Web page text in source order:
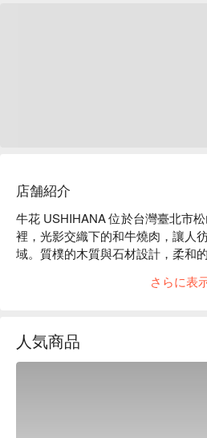
店舗紹介
牛花 USHIHANA 位於台灣臺北市
裡，光影交織下的和牛燒肉，讓人
域。質樸的木質與石材設計，柔和
驗。這些精選項目不僅豐富了味覺
獨特的記憶。
さらに表
人気商品